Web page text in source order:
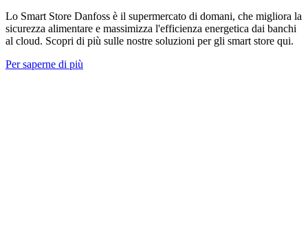
Lo Smart Store Danfoss è il supermercato di domani, che migliora la
sicurezza alimentare e massimizza l'efficienza energetica dai banchi
al cloud. Scopri di più sulle nostre soluzioni per gli smart store qui.
Per saperne di più